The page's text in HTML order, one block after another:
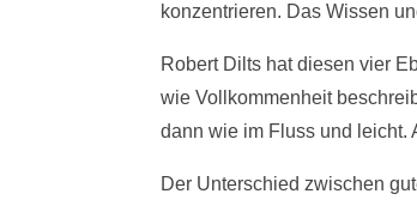
konzentrieren. Das Wissen
Robert Dilts hat diesen vier
wie Vollkommenheit
dann wie im Fluss und leicht.
Der Unterschied zwischen